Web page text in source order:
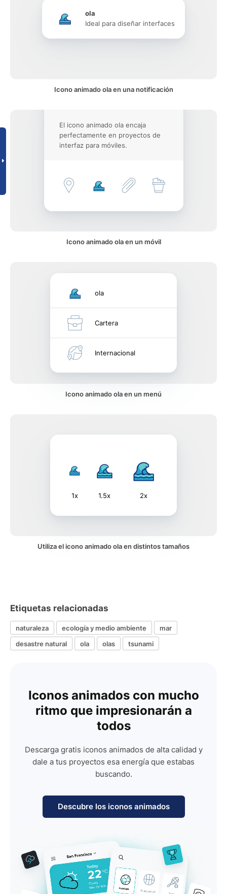
ola
Ideal para diseñar interfaces
Icono animado ola en una notificación
El icono animado ola encaja
perfectamente en proyectos de
interfaz para móviles.
Icono animado ola en un móvil
ola
Cartera
Internacional
Icono animado ola en un menú
1x 1.5x 2x
Utiliza el icono animado ola en distintos tamaños
Etiquetas relacionadas
naturaleza ecología y medio ambiente
mar
desastre natural
ola olas tsunami
Iconos animados con mucho
ritmo que impresionarán a
todos
Descarga gratis iconos animados de alta calidad y
dale a tus proyectos esa energía que estabas
buscando.
Descubre los iconos animados